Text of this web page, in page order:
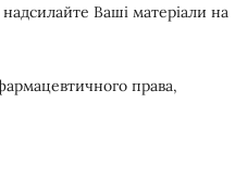
Ваші матеріали на
права,